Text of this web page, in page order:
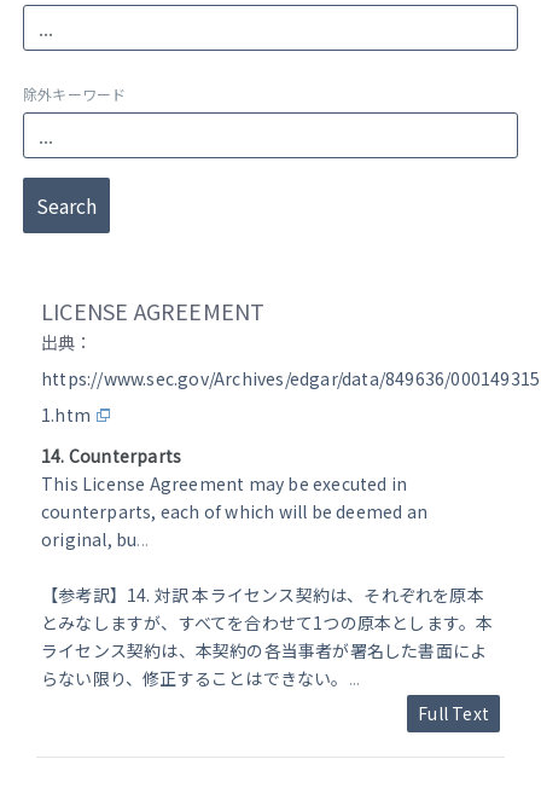
除外キーワード
Search
LICENSE AGREEMENT
出典：
https://www.sec.gov/Archives/edgar/data/849636/
1.htm
14. Counterparts
This License Agreement may be executed in
counterparts, each of which will be deemed an
original, bu...
【参考訳】14. 対訳 本ライセンス契約は、それぞれを原本
とみなしますが、すべてを合わせて1つの原本とします。本
ライセンス契約は、本契約の各当事者が署名した書面によ
らない限り、修正することはできない。 ...
Full Text